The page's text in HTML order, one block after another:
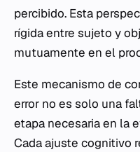
percibido. Esta
rígida entre sujeto y
mutuamente en el
Este mecanismo de
error no es solo una
etapa necesaria en la
Cada ajuste cognitivo